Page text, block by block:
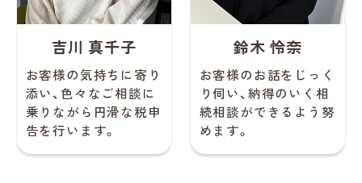
吉川 真千子
お客様の気持ちに寄り
添い、色々なご相談に
乗りながら円滑な税申
告を行います。
鈴木 怜奈
お客様のお話をじっく
り伺い、納得のいく相
続相談ができるよう努
めます。